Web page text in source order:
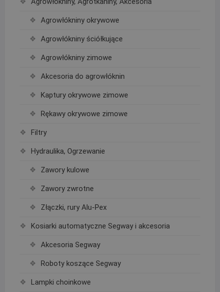
Agrowłókniny okrywowe
Agrowłókniny ściółkujące
Agrowłókniny zimowe
Akcesoria do agrowłóknin
Kaptury okrywowe zimowe
Rękawy okrywowe zimowe
Filtry
Hydraulika, Ogrzewanie
Zawory kulowe
Zawory zwrotne
Złączki, rury Alu-Pex
Kosiarki automatyczne Segway i akcesoria
Akcesoria Segway
Roboty koszące Segway
Lampki choinkowe